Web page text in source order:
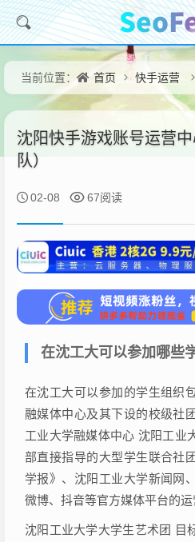
当前位置： 首页 快手运营
沈阳快手游戏账号运营
队）
02-08 67阅读
在沈工大可以参加哪些
在沈工大可以参加的学生组织
融媒体中心及其下设的校级社
工业大学融媒体中心 沈阳工业
部直接指导的大型学生联合社
学报》、沈阳工业大学新闻网
微博、抖音等官方媒体平台的运
沈阳工业大学大学生艺术团 目